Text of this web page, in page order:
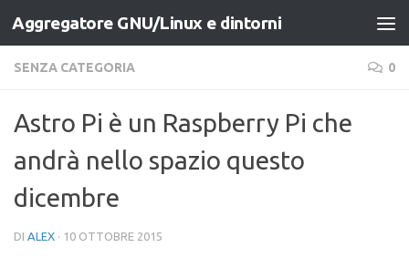
Salta al contenuto
Aggregatore GNU/Linux e dintorni
SENZA CATEGORIA 0
Astro Pi è un Raspberry Pi che
andrà nello spazio questo
dicembre
DI ALEX · 10 OTTOBRE 2015